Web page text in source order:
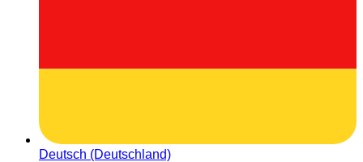
Deutsch (Deutschland)